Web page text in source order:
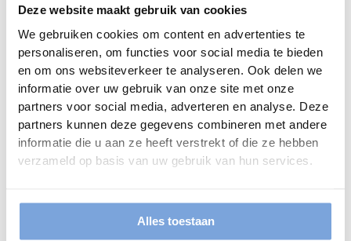
Deze website maakt gebruik van cookies
We gebruiken cookies om content en advertenties te
personaliseren, om functies voor social media te bieden
en om ons websiteverkeer te analyseren. Ook delen we
informatie over uw gebruik van onze site met onze
partners voor social media, adverteren en analyse. Deze
partners kunnen deze gegevens combineren met andere
informatie die u aan ze heeft verstrekt of die ze hebben
verzameld op basis van uw gebruik van hun services.
Alles toestaan
Application error: a client-side exception has occurred while
loading
www.caramelcampers.be (see the browser console
more information).